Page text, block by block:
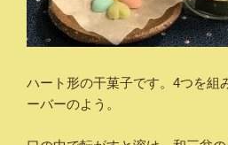
ハート形の干菓子です。4つを組
ーバーのよう。